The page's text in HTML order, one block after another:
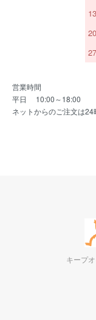
13
20
27
営業時間
平日 10:00～18:00
ネットからのご注文は24
キープ